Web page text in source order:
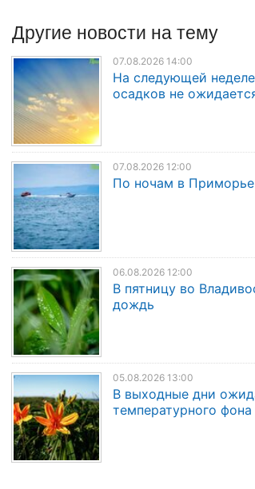
Другие новости на тему
07.08.2026 14:00
На следующей
осадков не
07.08.2026 12:00
По ночам в Приморье
06.08.2026 12:00
В пятницу во
дождь
05.08.2026 13:00
В выходные дни
температурного